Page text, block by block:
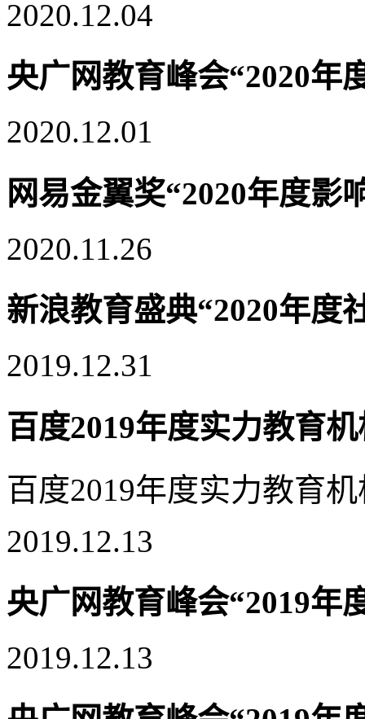
2020.12.04
央广网教育峰会“2020年
2020.12.01
网易金翼奖“2020年度影
2020.11.26
新浪教育盛典“2020年度
2019.12.31
百度2019年度实力教育
百度2019年度实力教育
2019.12.13
央广网教育峰会“2019年
2019.12.13